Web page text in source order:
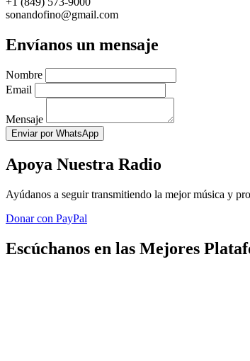
sonandofino@gmail.com
Envíanos un mensaje
Nombre
Email
Mensaje
Enviar por WhatsApp
Apoya Nuestra Radio
Ayúdanos a seguir transmitiendo la mejor música y
Donar con PayPal
Escúchanos en las Mejores